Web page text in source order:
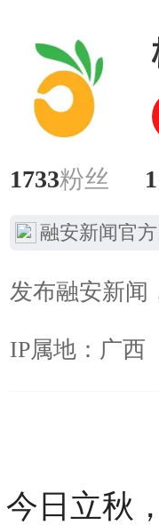
1733粉丝 1
融安新闻官
发布融安新闻
IP属地：广西
今日立秋